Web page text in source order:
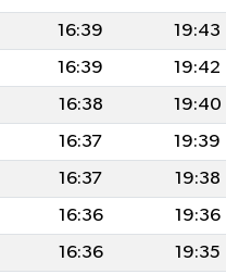
16:39 19:43
16:39 19:42
16:38 19:40
16:37 19:39
16:37 19:38
16:36 19:36
16:36 19:35